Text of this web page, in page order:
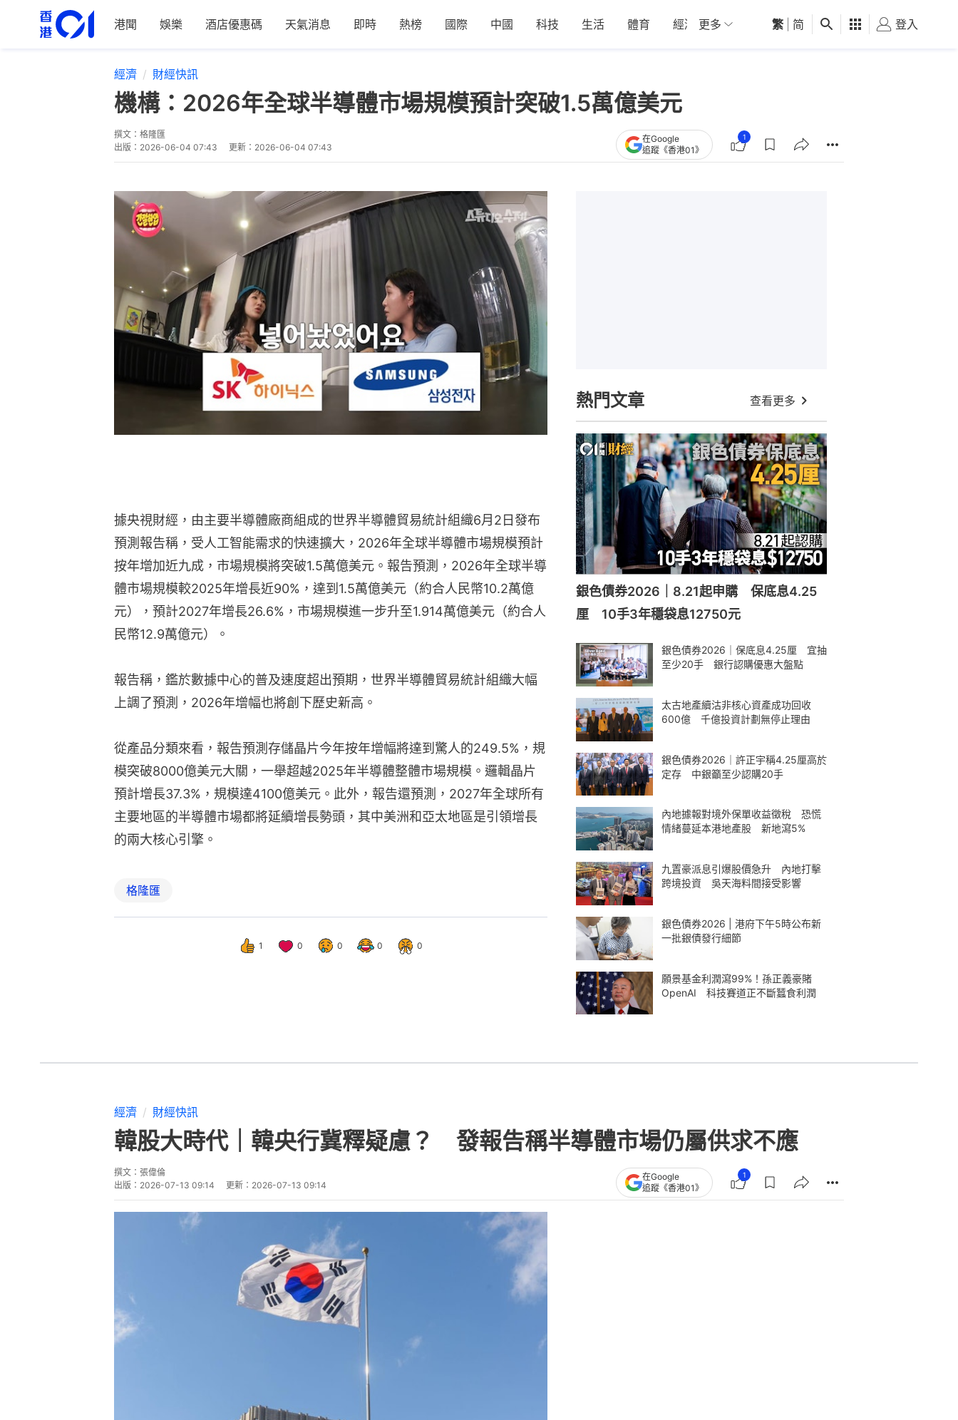
港聞 娛樂 酒店優惠碼 天氣消息 即時 熱榜 國際 中國 科技 生活 體育 經濟 01深圳 觀點 健康 好食玩飛
更多 繁 简 登入
經濟 財經快訊
機構：2026年全球半導體市場規模預計突破1.5萬億美元
撰文： 格隆匯
出版： 2026-06-04 07:43 更新： 2026-06-04 07:43
在Google
追蹤《香港01》
1
據央視財經，由主要半導體廠商組成的世界半導體貿易統計組織6月2日發布
預測報告稱，受人工智能需求的快速擴大，2026年全球半導體市場規模預計
按年增加近九成，市場規模將突破1.5萬億美元。報告預測，2026年全球半導
體市場規模較2025年增長近90%，達到1.5萬億美元（約合人民幣10.2萬億
元），預計2027年增長26.6%，市場規模進一步升至1.914萬億美元（約合人
民幣12.9萬億元）。
報告稱，鑑於數據中心的普及速度超出預期，世界半導體貿易統計組織大幅
上調了預測，2026年增幅也將創下歷史新高。
從產品分類來看，報告預測存儲晶片今年按年增幅將達到驚人的249.5%，規
模突破8000億美元大關，一舉超越2025年半導體整體市場規模。邏輯晶片
預計增長37.3%，規模達4100億美元。此外，報告還預測，2027年全球所有
主要地區的半導體市場都將延續增長勢頭，其中美洲和亞太地區是引領增長
的兩大核心引擎。
格隆匯
1 0 0 0 0
熱門文章 查看更多
銀色債券2026｜8.21起申購 保底息4.25
厘 10手3年穩袋息12750元
銀色債券2026｜保底息4.25厘 宜抽
至少20手 銀行認購優惠大盤點
太古地產續沽非核心資產成功回收
600億 千億投資計劃無停止理由
銀色債券2026｜許正宇稱4.25厘高於
定存 中銀籲至少認購20手
內地據報對境外保單收益徵稅 恐慌
情緒蔓延本港地產股 新地瀉5%
九置豪派息引爆股價急升 內地打擊
跨境投資 吳天海料間接受影響
銀色債券2026 | 港府下午5時公布新
一批銀債發行細節
願景基金利潤瀉99%！孫正義豪賭
OpenAI 科技賽道正不斷蠶食利潤
經濟 財經快訊
韓股大時代｜韓央行冀釋疑慮？ 發報告稱半導體市場仍屬供求不應
撰文： 張偉倫
出版： 2026-07-13 09:14 更新： 2026-07-13 09:14
在Google
追蹤《香港01》
1